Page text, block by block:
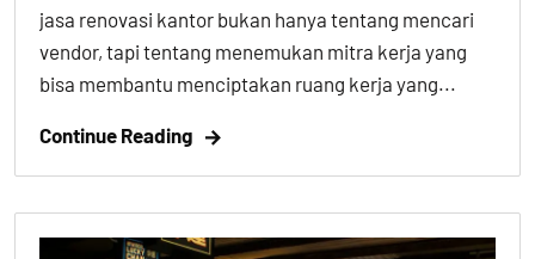
jasa renovasi kantor bukan hanya tentang mencari
vendor, tapi tentang menemukan mitra kerja yang
bisa membantu menciptakan ruang kerja yang...
Continue Reading